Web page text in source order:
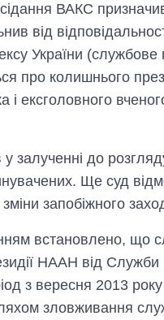
ВАКС
від
України (службове
про колишнього
і ексголовного
у залученні до
Ще суд
запобіжного
встановлено, що
НААН від
з вересня 2013
зловживання